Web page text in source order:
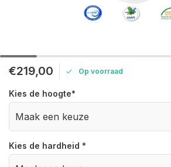
€219,00 Op voorraad
Kies de hoogte*
Kies de hardheid *